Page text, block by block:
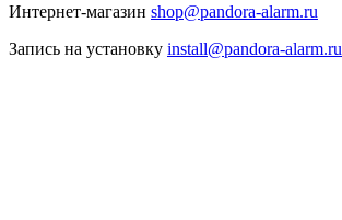
Интернет-магазин shop@pandora-alarm.ru
Запись на установку install@pandora-alarm.ru